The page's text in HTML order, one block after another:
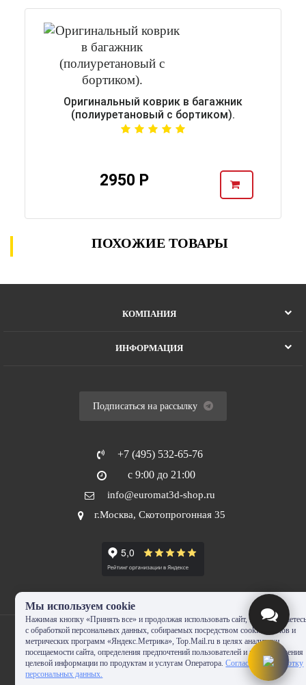
Оригинальный коврик в багажник
(полиуретановый с бортиком).
2950 Р
ПОХОЖИЕ ТОВАРЫ
КОМПАНИЯ
ИНФОРМАЦИЯ
Подписаться на рассылку
+7 (495) 532-65-76
с 9:00 до 21:00
info@euromat3d-shop.ru
г.Москва, Скотопрогонная 35
© 2010-2024 - EUROMAT|3D-SHOP.RU. Все права защищены. Копирование
Мы используем cookie
Нажимая кнопку «Принять все» и продолжая использовать сайт, Вы
с обработкой персональных данных, собираемых посредством cookie-файлов и
метрических программ «Яндекс.Метрика», Top.Mail.ru в целях аналитики
посещаемости сайта, определения предпочтений пользователей и предоставления
целевой информации по продуктам и услугам Оператора.Согласие на обработку
персональных данных.